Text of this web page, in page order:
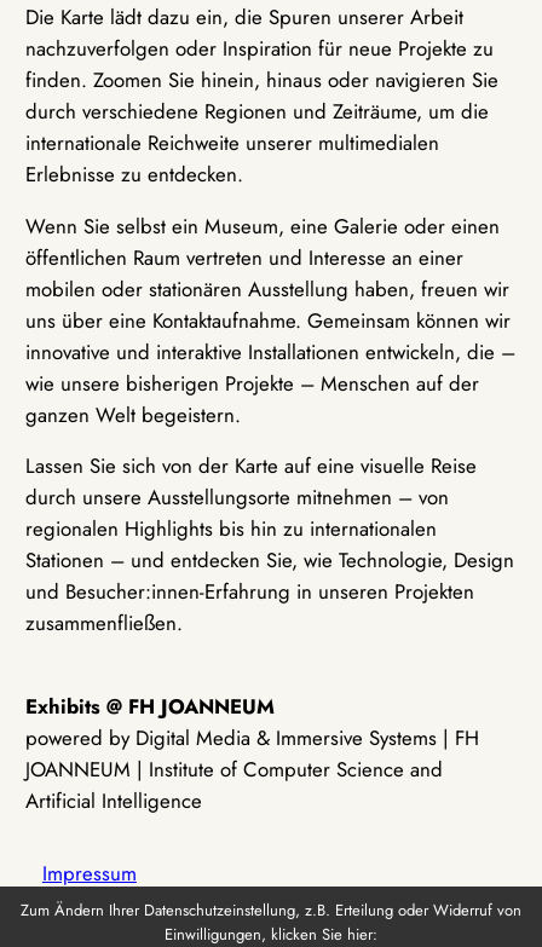
Die Karte lädt dazu ein, die Spuren unserer Arbeit
nachzuverfolgen oder Inspiration für neue Projekte zu
finden. Zoomen Sie hinein, hinaus oder navigieren Sie
durch verschiedene Regionen und Zeiträume, um die
internationale Reichweite unserer multimedialen
Erlebnisse zu entdecken.
Wenn Sie selbst ein Museum, eine Galerie oder einen
öffentlichen Raum vertreten und Interesse an einer
mobilen oder stationären Ausstellung haben, freuen wir
uns über eine Kontaktaufnahme. Gemeinsam können wir
innovative und interaktive Installationen entwickeln, die –
wie unsere bisherigen Projekte – Menschen auf der
ganzen Welt begeistern.
Lassen Sie sich von der Karte auf eine visuelle Reise
durch unsere Ausstellungsorte mitnehmen – von
regionalen Highlights bis hin zu internationalen
Stationen – und entdecken Sie, wie Technologie, Design
und Besucher:innen-Erfahrung in unseren Projekten
zusammenfließen.
Exhibits @ FH JOANNEUM
powered by Digital Media & Immersive Systems | FH
JOANNEUM | Institute of Computer Science and
Artificial Intelligence
Impressum
Zum Ändern Ihrer Datenschutzeinstellung, z.B. Erteilung oder Widerruf von
Einwilligungen, klicken Sie hier: